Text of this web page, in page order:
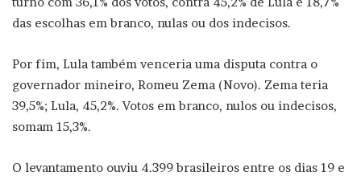
das escolhas em branco, nulas ou dos indecisos.
Por fim, Lula também venceria uma disputa contra o
governador mineiro, Romeu Zema (Novo). Zema teria
39,5%; Lula, 45,2%. Votos em branco, nulos ou indecisos,
somam 15,3%.
O levantamento ouviu 4.399 brasileiros entre os dias 19 e